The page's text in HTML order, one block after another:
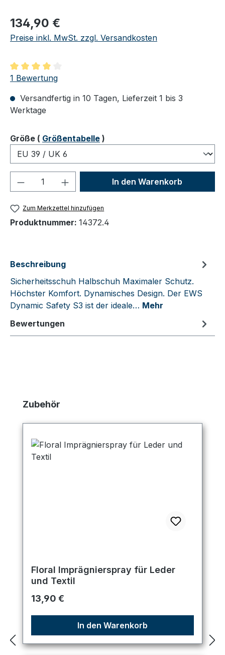
Regulärer Preis:
134,90 €
Preise inkl. MwSt. zzgl. Versandkosten
Durchschnittliche Bewertung von 4 von 5 Sternen
1 Bewertung
Versandfertig in 10 Tagen, Lieferzeit 1 bis 3
Werktage
Größeauswählen
( Größentabelle )
Produkt Anzahl: Gib denIn den Warenkorb
Zum Merkzettel hinzufügen
Produktnummer: 14372.4
Beschreibung
Sicherheitsschuh Halbschuh Maximaler Schutz.
Höchster Komfort. Dynamisches Design. Der EWS
Dynamic Safety S3 ist der ideale… Mehr
Bewertungen
Produktgalerie überspringen
Zubehör
Floral Imprägnierspray für Leder
und Textil
Regulärer Preis:
13,90 €
In den Warenkorb